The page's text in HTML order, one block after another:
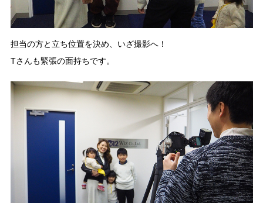
担当の方と立ち位置を決め、いざ撮影へ！
Tさんも緊張の面持ちです。